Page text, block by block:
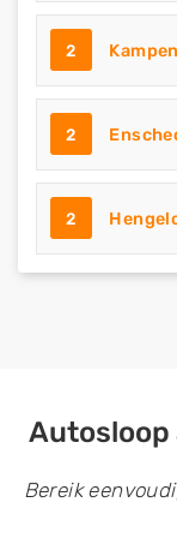
2 Kampen
2
2
Autosloop
Bereik